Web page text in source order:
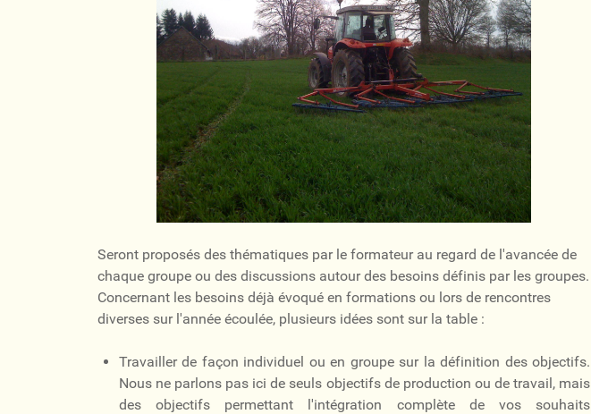
Seront proposés des thématiques par le formateur au regard de l'avancée de
chaque groupe ou des discussions autour des besoins définis par les groupes.
Concernant les besoins déjà évoqué en formations ou lors de rencontres
diverses sur l'année écoulée, plusieurs idées sont sur la table :
Travailler de façon individuel ou en groupe sur la définition des objectifs.
Nous ne parlons pas ici de seuls objectifs de production ou de travail, mais
des objectifs permettant l'intégration complète de vos souhaits